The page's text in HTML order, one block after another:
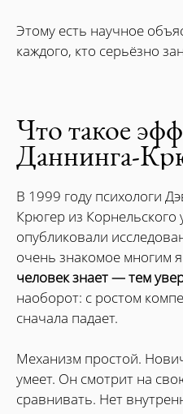
Этому есть научное
каждого, кто серьёзно
Что такое
Даннинга-
В 1999 году психологи
Крюгер из Корнельского
опубликовали
очень знакомое многим
человек знает — тем
наоборот: с ростом
сначала падает.
Механизм простой.
умеет. Он смотрит на
сравнивать. Нет